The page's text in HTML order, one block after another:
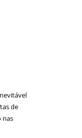
de
nas